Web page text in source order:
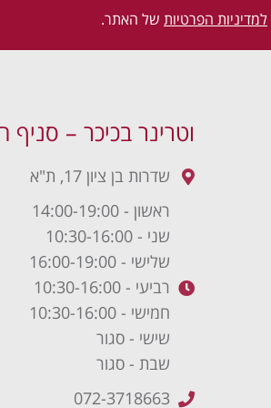
למדיניות הפרטיות של האתר.
וטרינר בכיכר – סניף
שדרות בן ציון 17, ת"א
ראשון - 14:00-19:00
שני - 10:30-16:00
שלישי - 16:00-19:00
רביעי - 10:30-16:00
חמישי - 10:30-16:00
שישי - סגור
שבת - סגור
072-3718663